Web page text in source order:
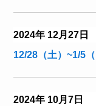
2024年 12月27日
12/28（土）~1/5
2024年 10月7日